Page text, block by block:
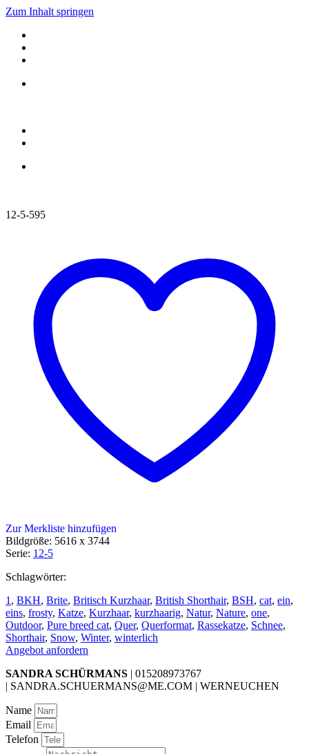
Zum Inhalt springen
12-5-595
Zur Merkliste hinzufügen
Bildgröße: 5616 x 3744
Serie: 12-5
Schlagwörter:
1 , BKH, Brite, Britisch Kurzhaar, British Shorthair, BSH, cat, ein,
eins, frosty, Katze, Kurzhaar, kurzhaarig, Natur, Nature, one,
Outdoor, Pure breed cat, Quer, Querformat, Rassekatze, Schnee,
Shorthair, Snow, Winter, winterlich
Angebot anfordern
SANDRA SCHÜRMANS | 015208973767
| SANDRA.SCHUERMANS@ME.COM | WERNEUCHEN
Name
Email
Telefon